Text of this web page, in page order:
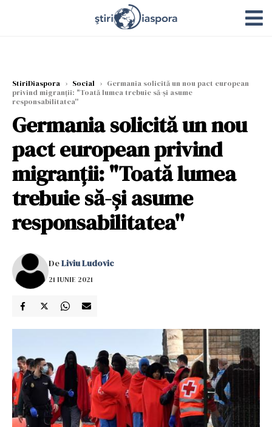
StiriDiaspora › Social › Germania solicită un nou pact european
privind migranții: "Toată lumea trebuie să-şi asume
responsabilitatea''
Germania solicită un nou
pact european privind
migranții: "Toată lumea
trebuie să-şi asume
responsabilitatea''
DeLiviu Ludovic
21 IUNIE 2021